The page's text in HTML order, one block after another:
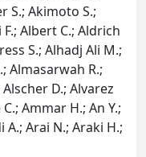
S.; Akimoto S.;
Albert C.; Aldrich
S.; Alhadj Ali M.;
Almasarwah R.;
D.; Alvarez
Ammar H.; An Y.;
Arai N.; Araki H.;